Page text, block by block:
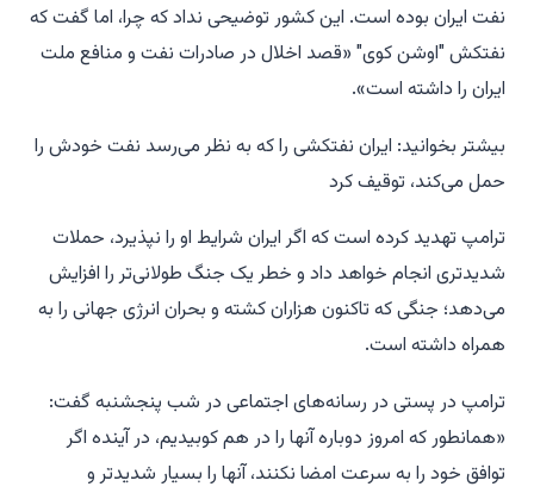
نفت ایران بوده است. این کشور توضیحی نداد که چرا، اما گفت که
نفتکش "اوشن کوی" «قصد اخلال در صادرات نفت و منافع ملت
ایران را داشته است».
بیشتر بخوانید: ایران نفتکشی را که به نظر می‌رسد نفت خودش را
حمل می‌کند، توقیف کرد
ترامپ تهدید کرده است که اگر ایران شرایط او را نپذیرد، حملات
شدیدتری انجام خواهد داد و خطر یک جنگ طولانی‌تر را افزایش
می‌دهد؛ جنگی که تاکنون هزاران کشته و بحران انرژی جهانی را به
همراه داشته است.
ترامپ در پستی در رسانه‌های اجتماعی در شب پنجشنبه گفت:
«همانطور که امروز دوباره آنها را در هم کوبیدیم، در آینده اگر
توافق خود را به سرعت امضا نکنند، آنها را بسیار شدیدتر و